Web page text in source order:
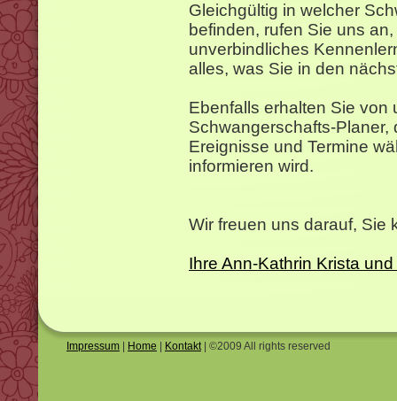
Gleichgültig in welcher
befinden, rufen Sie uns
unverbindliches
alles, was Sie in den
Ebenfalls erhalten Sie von
Schwangerschafts-Planer,
Ereignisse und Termine
informieren wird.
Wir freuen uns darauf, Sie
Ihre Ann-Kathrin Krista
Impressum Home Kontakt| ©2009 All rights reserved